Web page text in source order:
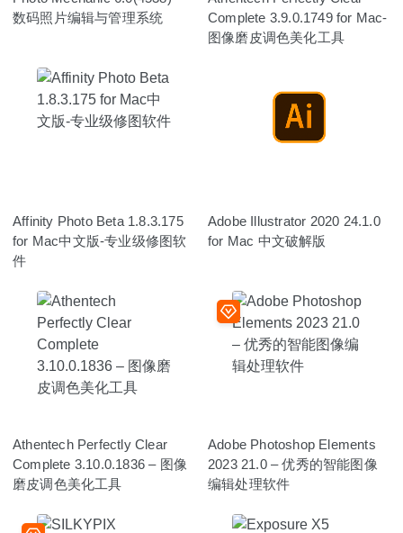
数码照片编辑与管理系统
Complete 3.9.0.1749 for Mac-
图像磨皮调色美化工具
Affinity Photo Beta 1.8.3.175
for Mac中文版-专业级修图软
件
Adobe Illustrator 2020 24.1.0
for Mac 中文破解版
Athentech Perfectly Clear
Complete 3.10.0.1836 – 图像
磨皮调色美化工具
Adobe Photoshop Elements
2023 21.0 – 优秀的智能图像
编辑处理软件